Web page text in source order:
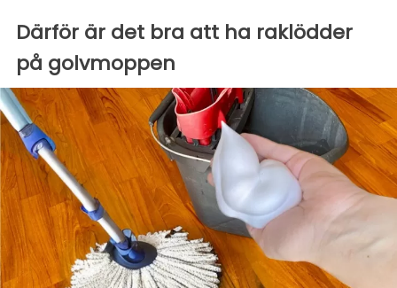
Därför är det bra att ha raklödder
på golvmoppen